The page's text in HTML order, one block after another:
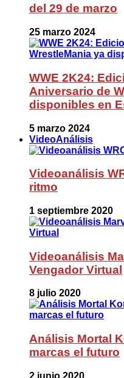
del 29 de marzo
25 marzo 2024
WWE 2K24:
Aniversario de
disponibles en
5 marzo 2024
VideoAnálisis
Videoanálisis
ritmo
1 septiembre 2020
Videoanálisis
Vengador Virtual
8 julio 2020
Análisis Mortal
marcas el futuro
2 junio 2020